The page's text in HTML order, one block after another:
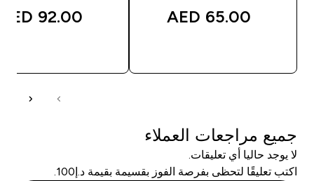
65.00 AED‎
92.00 AED‎
جميع مراجعات العملاء
لا يوجد حاليا أي تعليقات.
اكتب تعليقًا لتحظى بفرصة الفوز بقسيمة بقيمة د.إ100.